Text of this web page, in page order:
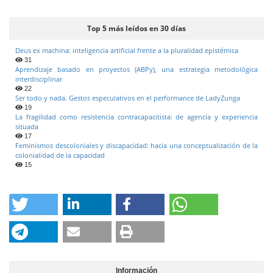
Top 5 más leídos en 30 días
Deus ex machina: inteligencia artificial frente a la pluralidad epistémica
31
Aprendizaje basado en proyectos (ABPy), una estrategia metodológica
interdisciplinar
22
Ser todo y nada. Gestos especulativos en el performance de LadyZunga
19
La fragilidad como resistencia contracapacitista: de agencia y experiencia
situada
17
Feminismos descoloniales y discapacidad: hacia una conceptualización de la
colonialidad de la capacidad
15
Información